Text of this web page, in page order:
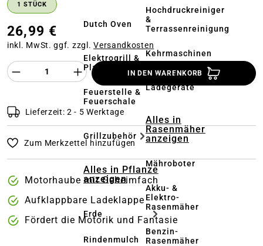
Dutch Oven
Elektrogrill &
Plancha
Feuerstelle &
Feuerschale
Grillzubehör
Alles in Pflanze
anzeigen
Erde
Rindenmulch
Hochdruckreiniger
&
Terrassenreinigung
Kehrmaschinen
Akkus &
Ladegeräte
Alles in
Rasenmäher
anzeigen
Mähroboter
Akku- &
Elektro-
Rasenmäher
Benzin-
Rasenmäher
1 STÜCK
26,99 €
inkl. MwSt. ggf. zzgl.Versandkosten
Produkt Anzahl des Produktes
IN DEN WARENKORB
Lieferzeit: 2 - 5 Werktage
Zum Merkzettel hinzufügen
Motorhaube mit Geheimfach
Aufklappbare Ladeklappe
Fördert die Motorik und Fantasie